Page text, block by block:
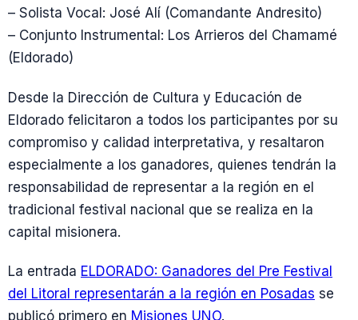
– Solista Vocal: José Alí (Comandante Andresito)
– Conjunto Instrumental: Los Arrieros del Chamamé
(Eldorado)
Desde la Dirección de Cultura y Educación de
Eldorado felicitaron a todos los participantes por su
compromiso y calidad interpretativa, y resaltaron
especialmente a los ganadores, quienes tendrán la
responsabilidad de representar a la región en el
tradicional festival nacional que se realiza en la
capital misionera.
La entrada ELDORADO: Ganadores del Pre Festival
del Litoral representarán a la región en Posadas se
publicó primero en Misiones UNO.